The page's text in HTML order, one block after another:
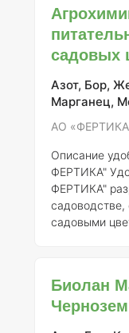
345-14-4218-1
требованиям
элементов и
"ФЕРТИКА
садовых
Азот, Бор,
Марганец,
АО
Описание
ФЕРТИКА"Удобрение "Грунт питательный
ФЕРТИКА"
садоводстве,
садовыми
обеспечения
Биолан
Чернозем